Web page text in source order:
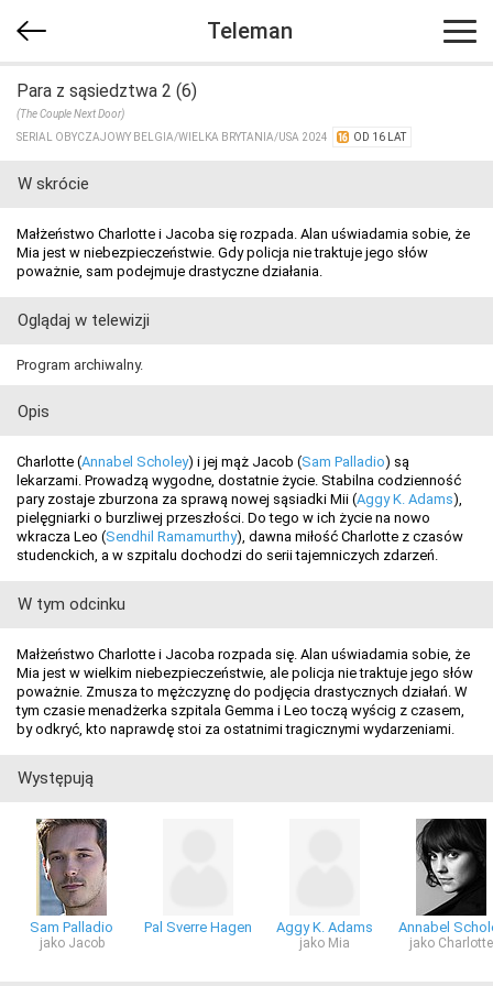
Teleman
Para z sąsiedztwa 2 (6)
(The Couple Next Door)
SERIAL OBYCZAJOWY BELGIA/​WIELKA BRYTANIA/​USA 2024
OD 16 LAT
W skrócie
Małżeństwo Charlotte i Jacoba się rozpada. Alan uświadamia sobie, że
Mia jest w niebezpieczeństwie. Gdy policja nie traktuje jego słów
poważnie, sam podejmuje drastyczne działania.
Oglądaj w telewizji
Program archiwalny.
Opis
Charlotte (Annabel Scholey) i jej mąż Jacob (Sam Palladio) są
lekarzami. Prowadzą wygodne, dostatnie życie. Stabilna codzienność
pary zostaje zburzona za sprawą nowej sąsiadki Mii (Aggy K. Adams),
pielęgniarki o burzliwej przeszłości. Do tego w ich życie na nowo
wkracza Leo (Sendhil Ramamurthy), dawna miłość Charlotte z czasów
studenckich, a w szpitalu dochodzi do serii tajemniczych zdarzeń.
W tym odcinku
Małżeństwo Charlotte i Jacoba rozpada się. Alan uświadamia sobie, że
Mia jest w wielkim niebezpieczeństwie, ale policja nie traktuje jego słów
poważnie. Zmusza to mężczyznę do podjęcia drastycznych działań. W
tym czasie menadżerka szpitala Gemma i Leo toczą wyścig z czasem,
by odkryć, kto naprawdę stoi za ostatnimi tragicznymi wydarzeniami.
Występują
Sam Palladio
jako Jacob
Pal Sverre Hagen Aggy K. Adams
jako Mia
Annabel
jako Charlotte